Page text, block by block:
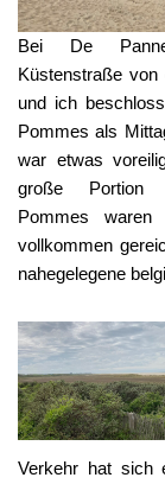
Bei De
Küstenstraße
und ich
Pommes als
war etwas
große Portion
Pommes
vollkommen
nahegelegene
Verkehr hat sich